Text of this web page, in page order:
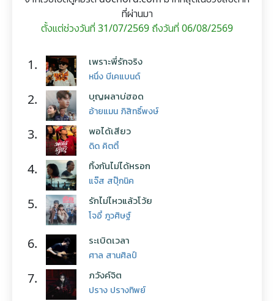
ที่ผ่านมา
ตั้งแต่ช่วงวันที่ 31/07/2569 ถึงวันที่ 06/08/2569
1. เพราะพี่รักจริง
หนึ่ง บีเคแบนด์
2. บุญผลาบ่ฮอด
อ้ายแมน ภิสิทธิ์พงษ์
3. พอได้เสียว
ดิด คิตตี้
4. ทิ้งกันไม่ได้หรอก
แจ๊ส สปุ๊กนิค
5. รักไม่ไหวแล้วโว้ย
โจอี้ ภูวศิษฐ์
6. ระเบิดเวลา
ศาล สานศิลป์
7. ภวังค์จิต
ปราง ปรางทิพย์